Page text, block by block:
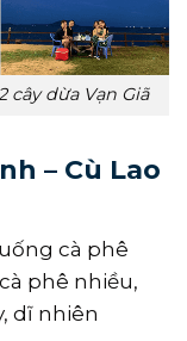
cây dừa Vạn Giã
– Cù Lao
cà phê
phê nhiều,
dĩ nhiên